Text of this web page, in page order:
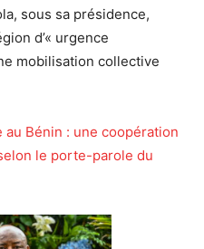
sous sa présidence,
d’« urgence
mobilisation collective
Bénin : une coopération
le porte-parole du